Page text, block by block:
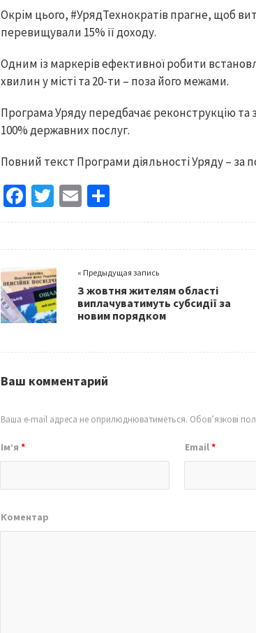
Окрім цього, #УрядТехнократів прагне, щоб
перевищували 15% її доходу.
Одним із маркерів ефективної робити
хвилин у місті та 20-ти – поза його межами.
Програма Уряду передбачає реконструкцію та
100% державних послуг.
Повний текст Програми діяльності Уряду – за
Fa
ce
o
o
k
T
wi
er
E
m
l
h
« Предыдущая запись
З жовтня жителям області
виплачуватимуть субсидії за
новим порядком
Ваш комментарий
Ваша e-mail адреса не оприлюднюватиметься. Обов’язкові
Ім’я* Email*
Коментар